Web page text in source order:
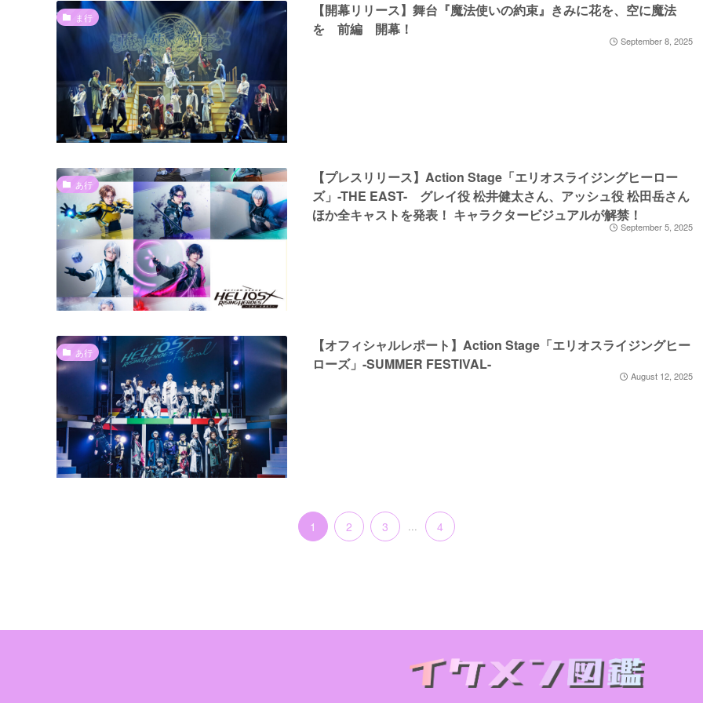
ま行
【開幕リリース】舞台『魔法使いの約束』きみに花を、空に魔法
を 前編 開幕！
September 8, 2025
あ行
【プレスリリース】Action Stage「エリオスライジングヒーロー
ズ」-THE EAST- グレイ役 松井健太さん、アッシュ役 松田岳さん
ほか全キャストを発表！ キャラクタービジュアルが解禁！
September 5, 2025
あ行
【オフィシャルレポート】Action Stage「エリオスライジングヒー
ローズ」-SUMMER FESTIVAL-
August 12, 2025
1 2 3 ... 4